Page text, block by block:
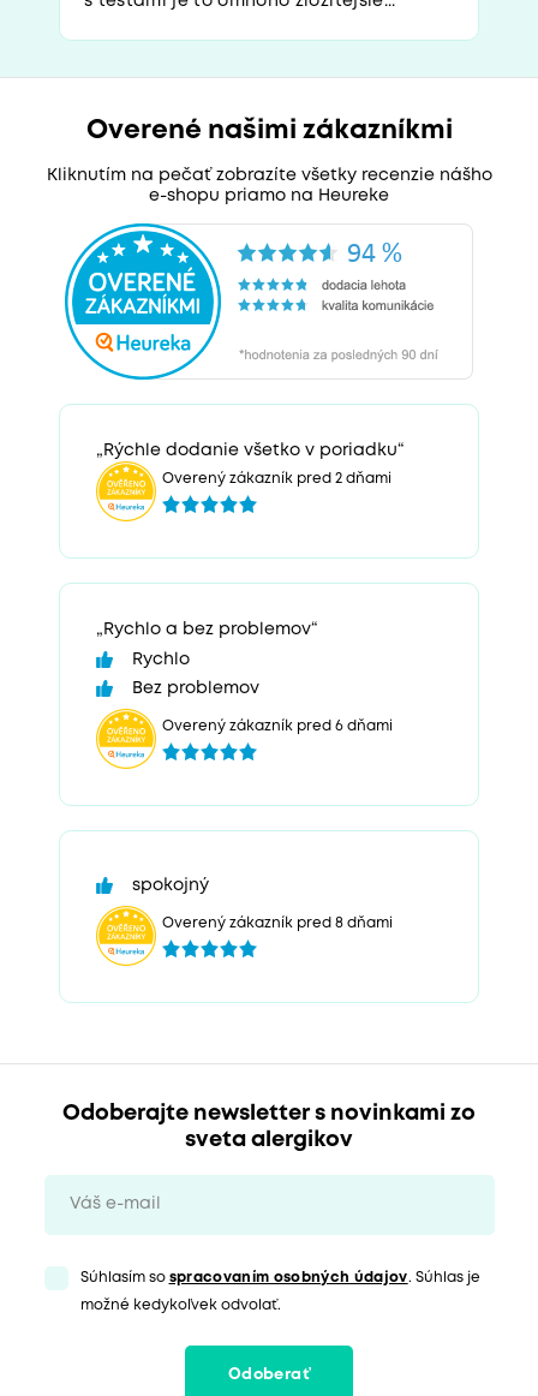
Overené našimi zákazníkmi
Kliknutím na pečať zobrazíte všetky recenzie nášho
e-shopu priamo na Heureke
„Rýchle dodanie všetko v poriadku“
Overený zákazník pred 2 dňami
„Rychlo a bez problemov“
Rychlo
Bez problemov
Overený zákazník pred 6 dňami
spokojný
Overený zákazník pred 8 dňami
Odoberajte newsletter s novinkami zo
sveta alergikov
Súhlasím so spracovaním osobných údajov. Súhlas je
možné kedykoľvek odvolať.
Odoberať